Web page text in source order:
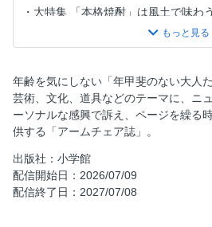
大特集 「本格焼酎」は風土で味わう
焼酎蔵元の〝ふだん〟の飲み方
「本格焼酎」が買える店
焼酎の真価を引き出す佳肴の名店
佐藤酒造／京屋酒造
アンケート／バックナンバー
年齢を気にしない「年甲斐のない大人
芸術、文化、道具などのテーマに、ニ
ーソナルな感興で訴え、ページを繰る
供する「アームチェア誌」。
出版社：小学館
配信開始日：2026/07/09
配信終了日：2027/07/08